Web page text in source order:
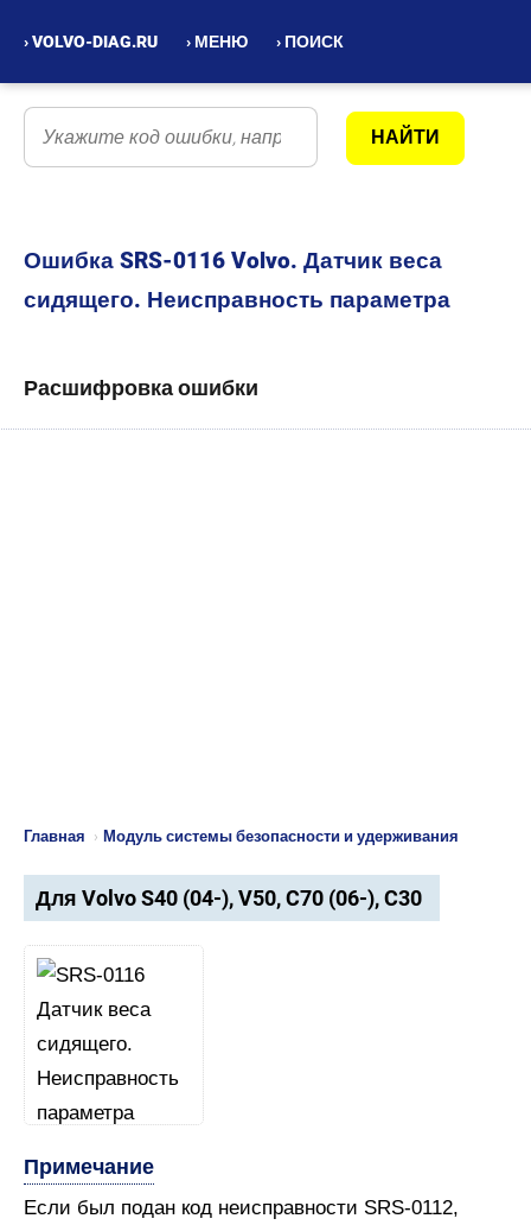
› VOLVO-DIAG.RU › МЕНЮ › ПОИСК
Ошибка SRS-0116 Volvo. Датчик веса
сидящего. Неисправность параметра
Расшифровка ошибки
Главная › Модуль системы безопасности и удерживания
Для Volvo S40 (04-), V50, C70 (06-), C30
Примечание
Если был подан код неисправности SRS-0112,